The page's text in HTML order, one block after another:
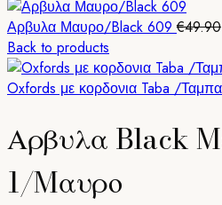
Αρβυλα Μαυρο/Black 609€49.90
Back to products
Oxfords με κορδονια Taba /
Αρβυλα Black
1/Mαυρο